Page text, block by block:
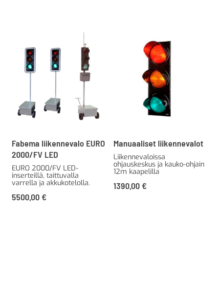
Fabema liikennevalo EURO
2000/FV LED
EURO 2000/FV LED-
inserteillä, taittuvalla
varrella ja akkukotelolla.
5500,00 €
Manuaaliset liikennevalot
Liikennevaloissa
ohjauskeskus ja kauko-ohjain
12m kaapelilla
1390,00 €